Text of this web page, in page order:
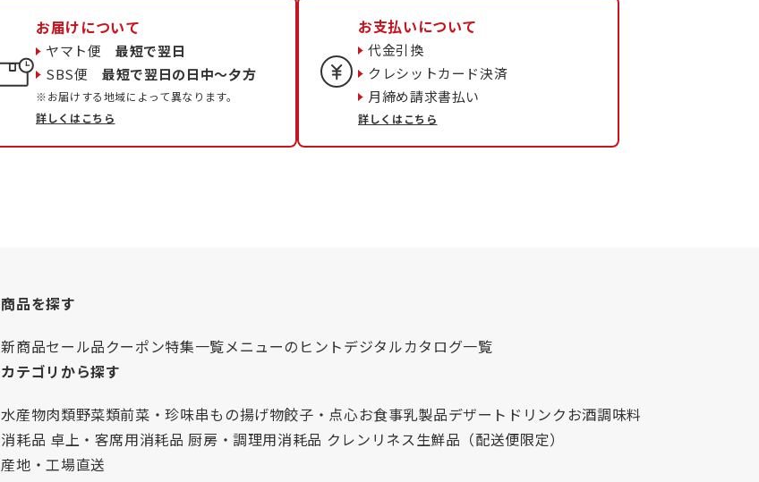
お届けについて
ヤマト便最短で翌日
SBS便最短で翌日の日中〜夕方
※お届けする地域によって異なります。
詳しくはこちら
お支払いについて
代金引換
クレシットカード決済
月締め請求書払い
詳しくはこちら
商品を探す
新商品セール品クーポン特集一覧メニューのヒントデジタルカタログ一覧
カテゴリから探す
水産物肉類野菜類前菜・珍味串もの揚げ物餃子・点心お食事乳製品デザート ドリンクお酒調味料
消耗品 卓上・客席用消耗品 厨房・調理用消耗品 クレンリネス生鮮品（配送便限定）
産地・工場直送